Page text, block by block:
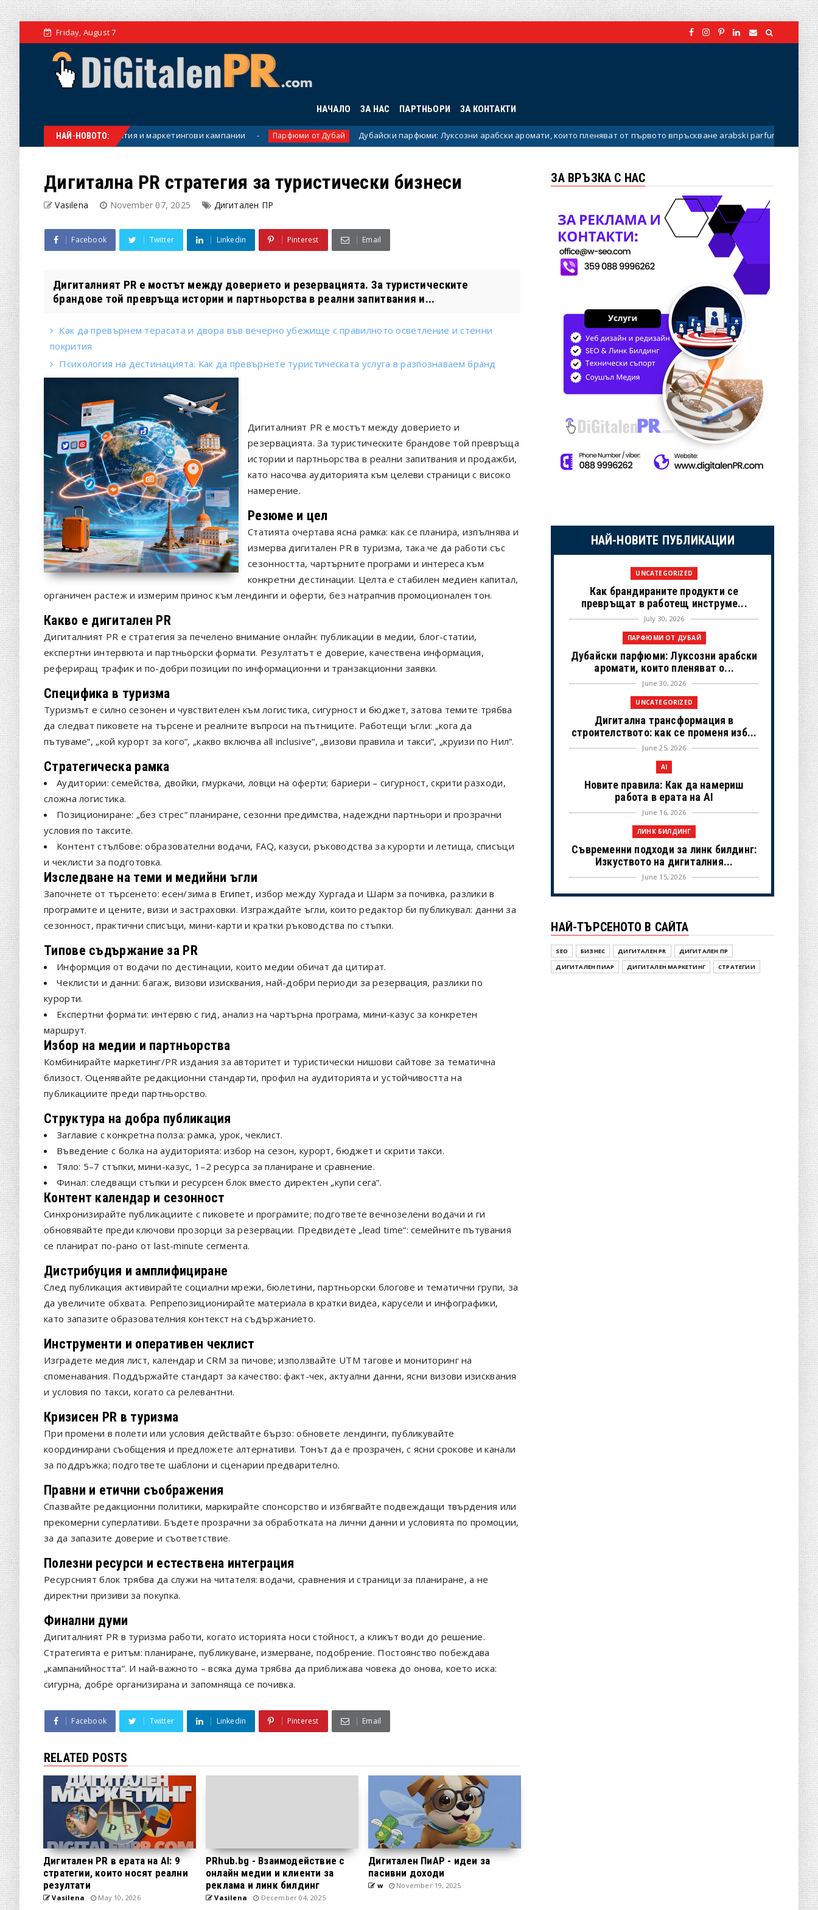
Friday, August 7
НАЧАЛО ЗА НАС ПАРТНЬОРИ ЗА КОНТАКТИ
НАЙ-НОВОТО:
за екипи, събития и маркетингови кампании Парфюми от Дубай Дубайски парфюми: Луксозни арабски аромати, които пленяват от първото впръскване arabski parfumi Uncategorized
Дигитална PR стратегия за туристически бизнеси
Vasilena November 07, 2025 Дигитален ПР
Facebook Twitter Linkedin Pinterest Email
Дигиталният PR е мостът между доверието и резервацията. За туристическите
брандове той превръща истории и партньорства в реални запитвания и...
Как да превърнем терасата и двора във вечерно убежище с правилното осветление и стенни
покрития
Психология на дестинацията: Как да превърнете туристическата услуга в разпознаваем бранд
Дигиталният PR е мостът между доверието и
резервацията. За туристическите брандове той превръща
истории и партньорства в реални запитвания и продажби,
като насочва аудиторията към целеви страници с високо
намерение.
Резюме и цел
Статията очертава ясна рамка: как се планира, изпълнява и
измерва дигитален PR в туризма, така че да работи със
сезонността, чартърните програми и интереса към
конкретни дестинации. Целта е стабилен медиен капитал,
органичен растеж и измерим принос към лендинги и оферти, без натрапчив промоционален тон.
Какво е дигитален PR
Дигиталният PR е стратегия за печелено внимание онлайн: публикации в медии, блог-статии,
експертни интервюта и партньорски формати. Резултатът е доверие, качествена информация,
рефериращ трафик и по-добри позиции по информационни и транзакционни заявки.
Специфика в туризма
Туризмът е силно сезонен и чувствителен към логистика, сигурност и бюджет, затова темите трябва
да следват пиковете на търсене и реалните въпроси на пътниците. Работещи ъгли: „кога да
пътуваме“, „кой курорт за кого“, „какво включва all inclusive“, „визови правила и такси“, „круизи по Нил“.
Стратегическа рамка
Аудитории: семейства, двойки, гмуркачи, ловци на оферти; бариери – сигурност, скрити разходи,
сложна логистика.
Позициониране: „без стрес“ планиране, сезонни предимства, надеждни партньори и прозрачни
условия по таксите.
Контент стълбове: образователни водачи, FAQ, казуси, ръководства за курорти и летища, списъци
и чеклисти за подготовка.
Изследване на теми и медийни ъгли
Започнете от търсенето: есен/зима в Египет, избор между Хургада и Шарм за почивка, разлики в
програмите и цените, визи и застраховки. Изграждайте ъгли, които редактор би публикувал: данни за
сезонност, практични списъци, мини-карти и кратки ръководства по стъпки.
Типове съдържание за PR
Информция от водачи по дестинации, които медии обичат да цитират.
Чеклисти и данни: багаж, визови изисквания, най-добри периоди за резервация, разлики по
курорти.
Експертни формати: интервю с гид, анализ на чартърна програма, мини-казус за конкретен
маршрут.
Избор на медии и партньорства
Комбинирайте маркетинг/PR издания за авторитет и туристически нишови сайтове за тематична
близост. Оценявайте редакционни стандарти, профил на аудиторията и устойчивостта на
публикациите преди партньорство.
Структура на добра публикация
Заглавие с конкретна полза: рамка, урок, чеклист.
Въведение с болка на аудиторията: избор на сезон, курорт, бюджет и скрити такси.
Тяло: 5–7 стъпки, мини-казус, 1–2 ресурса за планиране и сравнение.
Финал: следващи стъпки и ресурсен блок вместо директен „купи сега“.
Контент календар и сезонност
Синхронизирайте публикациите с пиковете и програмите; подгответе вечнозелени водачи и ги
обновявайте преди ключови прозорци за резервации. Предвидете „lead time“: семейните пътувания
се планират по-рано от last-minute сегмента.
Дистрибуция и амплифициране
След публикация активирайте социални мрежи, бюлетини, партньорски блогове и тематични групи, за
да увеличите обхвата. Репрепозиционирайте материала в кратки видеа, карусели и инфографики,
като запазите образователния контекст на съдържанието.
Инструменти и оперативен чеклист
Изградете медия лист, календар и CRM за пичове; използвайте UTM тагове и мониторинг на
споменавания. Поддържайте стандарт за качество: факт-чек, актуални данни, ясни визови изисквания
и условия по такси, когато са релевантни.
Кризисен PR в туризма
При промени в полети или условия действайте бързо: обновете лендинги, публикувайте
координирани съобщения и предложете алтернативи. Тонът да е прозрачен, с ясни срокове и канали
за поддръжка; подгответе шаблони и сценарии предварително.
Правни и етични съображения
Спазвайте редакционни политики, маркирайте спонсорство и избягвайте подвеждащи твърдения или
прекомерни суперлативи. Бъдете прозрачни за обработката на лични данни и условията по промоции,
за да запазите доверие и съответствие.
Полезни ресурси и естествена интеграция
Ресурсният блок трябва да служи на читателя: водачи, сравнения и страници за планиране, а не
директни призиви за покупка.
Финални думи
Дигиталният PR в туризма работи, когато историята носи стойност, а кликът води до решение.
Стратегията е ритъм: планиране, публикуване, измерване, подобрение. Постоянство побеждава
„кампанийността“. И най-важното – всяка дума трябва да приближава човека до онова, което иска:
сигурна, добре организирана и запомняща се почивка.
Facebook Twitter Linkedin Pinterest Email
RELATED POSTS
Дигитален PR в ерата на AI: 9
стратегии, които носят реални
резултати
Vasilena May 10, 2026
PRhub.bg - Взаимодействие с
онлайн медии и клиенти за
реклама и линк билдинг
Vasilena December 04, 2025
Дигитален ПиАР - идеи за
пасивни доходи
w November 19, 2025
ЗА ВРЪЗКА С НАС
НАЙ-НОВИТЕ ПУБЛИКАЦИИ
UNCATEGORIZED
Как брандираните продукти се
превръщат в работещ инструме...
July 30, 2026
ПАРФЮМИ ОТ ДУБАЙ
Дубайски парфюми: Луксозни арабски
аромати, които пленяват о...
June 30, 2026
UNCATEGORIZED
Дигитална трансформация в
строителството: как се променя изб...
June 25, 2026
AI
Новите правила: Как да намериш
работа в ерата на AI
June 16, 2026
ЛИНК БИЛДИНГ
Съвременни подходи за линк билдинг:
Изкуството на дигиталния...
June 15, 2026
UNCATEGORIZED
живот на холивудските знам...
NOVINI
НАЙ-ТЪРСЕНОТО В САЙТА
SEO БИЗНЕС ДИГИТАЛЕН PR
ДИГИТАЛЕН ПР
ДИГИТАЛЕН ПИАР
ДИГИТАЛЕН МАРКЕТИНГ СТРАТЕГИИ